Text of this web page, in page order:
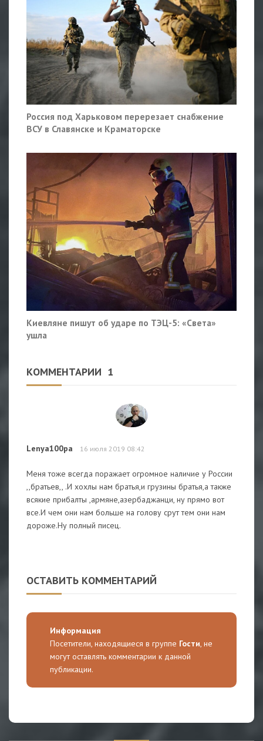
Россия под Харьковом перерезает снабжение
ВСУ в Славянске и Краматорске
Киевляне пишут об ударе по ТЭЦ-5: «Света»
ушла
КОММЕНТАРИИ 1
Lenya100pa 16 июля 2019 08:42
Меня тоже всегда поражает огромное наличие у России
,,братьев,, .И хохлы нам братья,и грузины братья,а также
всякие прибалты ,армяне,азербаджанци, ну прямо вот
все.И чем они нам больше на голову срут тем они нам
дороже.Ну полный писец.
ОСТАВИТЬ КОММЕНТАРИЙ
Информация
Посетители, находящиеся в группе Гости, не
могут оставлять комментарии к данной
публикации.